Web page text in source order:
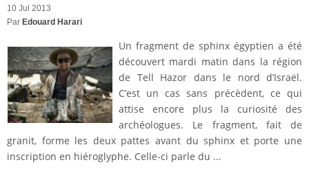
10 Jul 2013
Par Edouard Harari
Un fragment de sphinx égyptien a été
découvert mardi matin dans la région
de Tell Hazor dans le nord d’Israël.
C’est un cas sans précèdent, ce qui
attise encore plus la curiosité des
archéologues. Le fragment, fait de
granit, forme les deux pattes avant du sphinx et porte une
inscription en hiéroglyphe. Celle-ci parle du ...